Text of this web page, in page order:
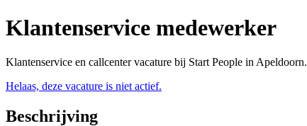
Klantenservice medewerker
Klantenservice en callcenter vacature bij Start People in Apeldoorn.
Helaas, deze vacature is niet actief.
Beschrijving